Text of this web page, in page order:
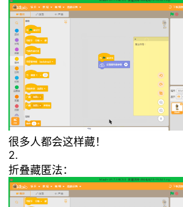
很多人都会这样藏！
2.
折叠藏匿法：